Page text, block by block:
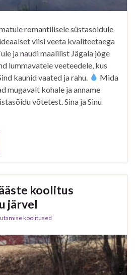
romantilisele süstasõidule
viisi veeta kvaliteetaega
ja naudi maalilist Jägala jõge
lummavatele veeteedele, kus
kaunid vaated ja rahu.
Mida
mugavalt kohale ja anname
võtetest. Sina ja Sinu
koolitus
järvel
koolitused